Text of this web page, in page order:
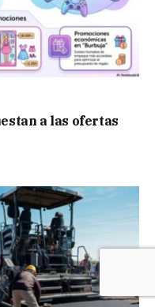
a las ofertas